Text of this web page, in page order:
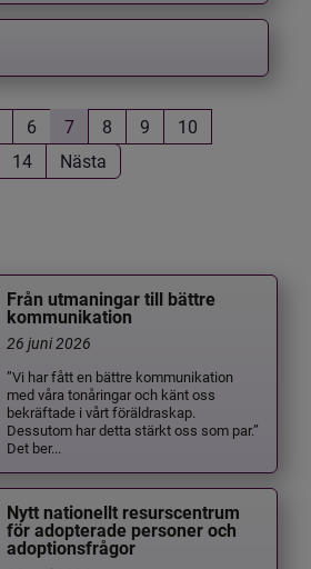
6 7 8 9
10
14 Nästa
Från utmaningar till bättre
kommunikation
26 juni 2026
”Vi har fått en bättre kommunikation
med våra tonåringar och känt oss
bekräftade i vårt föräldraskap.
Dessutom har detta stärkt oss som par.”
Det ber...
Nytt nationellt resurscentrum
för adopterade personer och
adoptionsfrågor